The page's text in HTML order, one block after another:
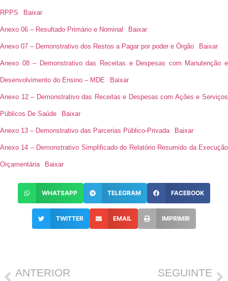
RPPS Baixar
Anexo 06 – Resultado Primário e Nominal Baixar
Anexo 07 – Demonstrativo dos Restos a Pagar por poder e Órgão Baixar
Anexo 08 – Demonstrativo das Receitas e Despesas com Manutenção e
Desenvolvimento do Ensino – MDE Baixar
Anexo 12 – Demonstrativo das Receitas e Despesas com Ações e Serviços
Públicos De Saúde Baixar
Anexo 13 – Demonstrativo das Parcerias Público-Privada Baixar
Anexo 14 – Demonstrativo Simplificado do Relatório Resumido da Execução
Orçamentária Baixar
WHATSAPP TELEGRAM FACEBOOK
TWITTER EMAIL IMPRIMIR
ANTERIOR SEGUINTE